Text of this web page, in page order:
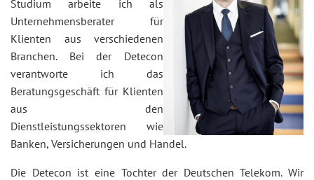
Studium arbeite ich als
Unternehmensberater für
Klienten aus verschiedenen
Branchen. Bei der Detecon
verantworte ich das
Beratungsgeschäft für Klienten
aus den
Dienstleistungssektoren wie
Banken, Versicherungen und Handel.
Die Detecon ist eine Tochter der Deutschen Telekom. Wir